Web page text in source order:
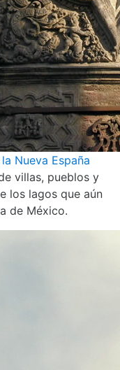
Nueva España
villas, pueblos y
los lagos que aún
de México.